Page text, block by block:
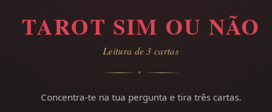
TAROT SIM OU NÃO
Leitura de 3 cartas
✦
Concentra-te na tua pergunta e tira três cartas.